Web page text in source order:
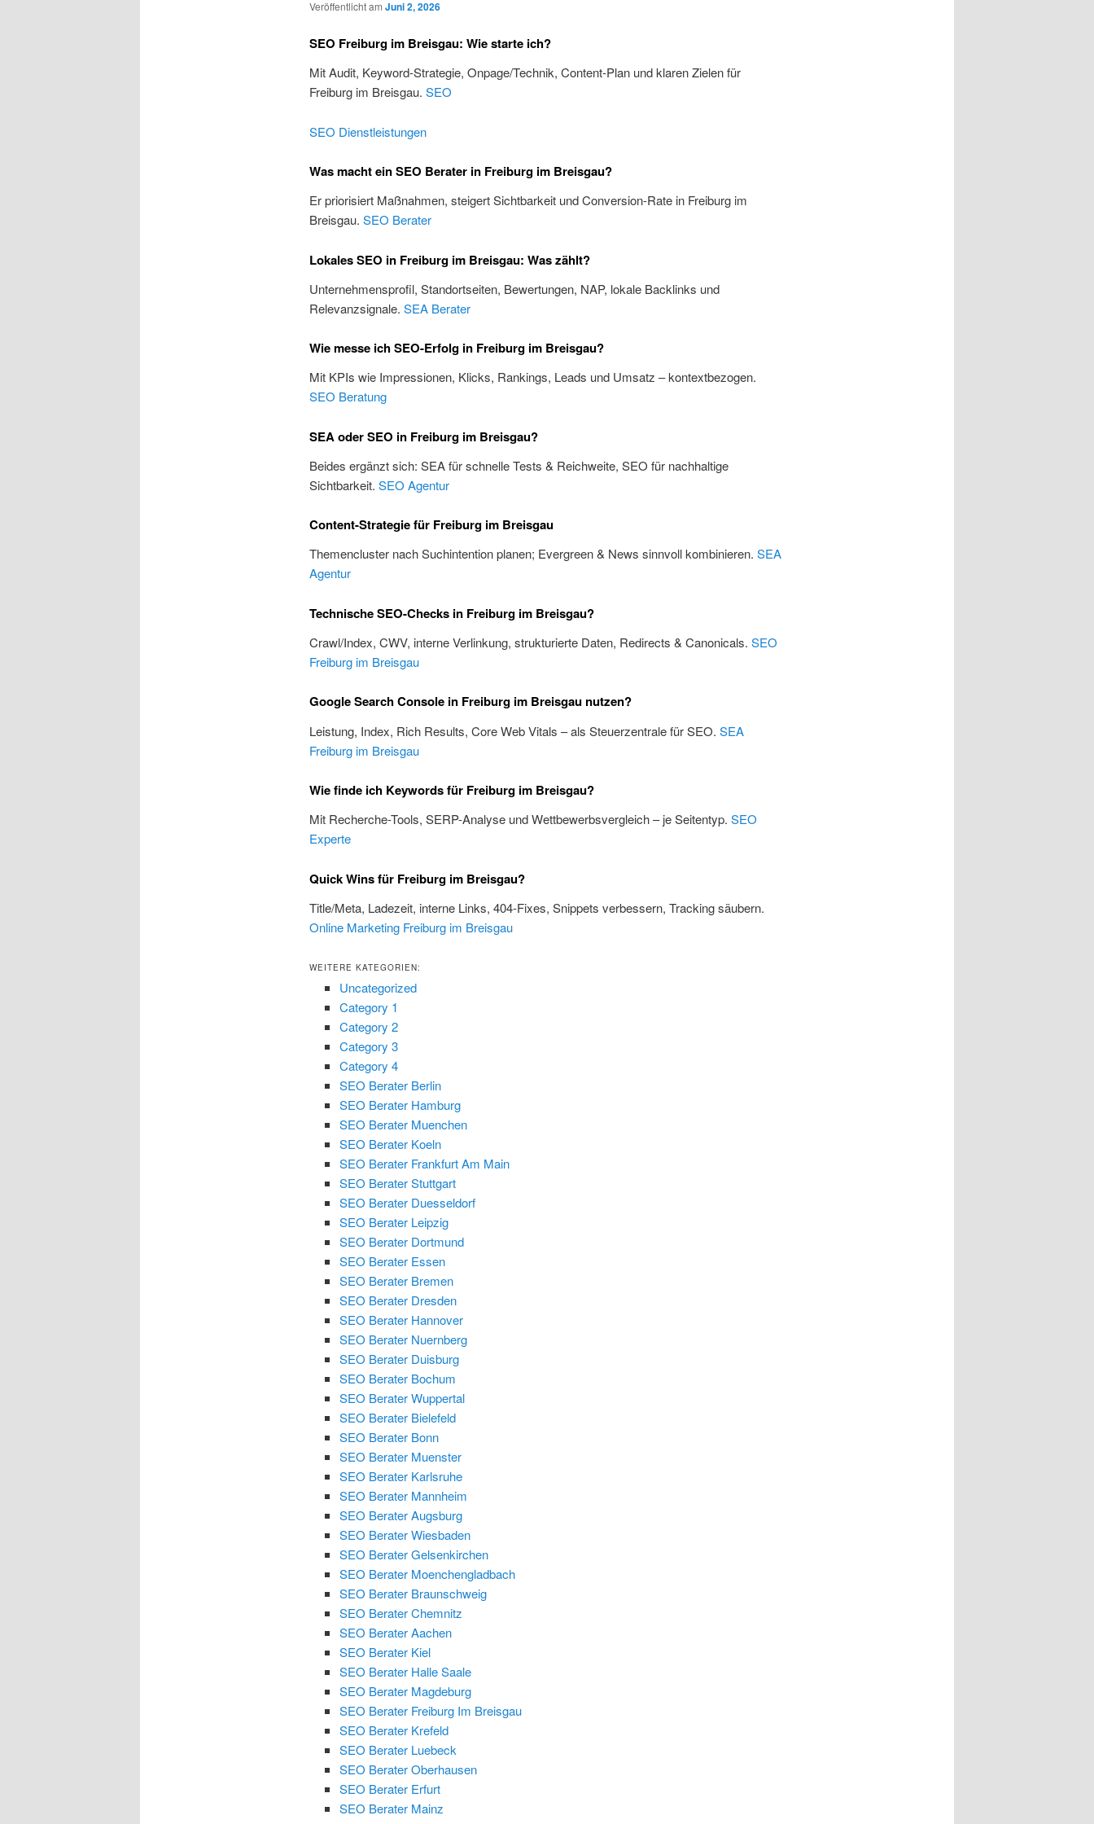
Veröffentlicht am Juni 2, 2026
SEO Freiburg im Breisgau: Wie starte ich?
Mit Audit, Keyword-Strategie, Onpage/Technik, Content-Plan und klaren Zielen für
Freiburg im Breisgau. SEO
SEO Dienstleistungen
Was macht ein SEO Berater in Freiburg im Breisgau?
Er priorisiert Maßnahmen, steigert Sichtbarkeit und Conversion-Rate in Freiburg im
Breisgau. SEO Berater
Lokales SEO in Freiburg im Breisgau: Was zählt?
Unternehmensprofil, Standortseiten, Bewertungen, NAP, lokale Backlinks und
Relevanzsignale. SEA Berater
Wie messe ich SEO-Erfolg in Freiburg im Breisgau?
Mit KPIs wie Impressionen, Klicks, Rankings, Leads und Umsatz – kontextbezogen.
SEO Beratung
SEA oder SEO in Freiburg im Breisgau?
Beides ergänzt sich: SEA für schnelle Tests & Reichweite, SEO für nachhaltige
Sichtbarkeit. SEO Agentur
Content-Strategie für Freiburg im Breisgau
Themencluster nach Suchintention planen; Evergreen & News sinnvoll kombinieren. SEA
Agentur
Technische SEO-Checks in Freiburg im Breisgau?
Crawl/Index, CWV, interne Verlinkung, strukturierte Daten, Redirects & Canonicals. SEO
Freiburg im Breisgau
Google Search Console in Freiburg im Breisgau nutzen?
Leistung, Index, Rich Results, Core Web Vitals – als Steuerzentrale für SEO. SEA
Freiburg im Breisgau
Wie finde ich Keywords für Freiburg im Breisgau?
Mit Recherche-Tools, SERP-Analyse und Wettbewerbsvergleich – je Seitentyp. SEO
Experte
Quick Wins für Freiburg im Breisgau?
Title/Meta, Ladezeit, interne Links, 404-Fixes, Snippets verbessern, Tracking säubern.
Online Marketing Freiburg im Breisgau
WEITERE KATEGORIEN:
Uncategorized
Category 1
Category 2
Category 3
Category 4
SEO Berater Berlin
SEO Berater Hamburg
SEO Berater Muenchen
SEO Berater Koeln
SEO Berater Frankfurt Am Main
SEO Berater Stuttgart
SEO Berater Duesseldorf
SEO Berater Leipzig
SEO Berater Dortmund
SEO Berater Essen
SEO Berater Bremen
SEO Berater Dresden
SEO Berater Hannover
SEO Berater Nuernberg
SEO Berater Duisburg
SEO Berater Bochum
SEO Berater Wuppertal
SEO Berater Bielefeld
SEO Berater Bonn
SEO Berater Muenster
SEO Berater Karlsruhe
SEO Berater Mannheim
SEO Berater Augsburg
SEO Berater Wiesbaden
SEO Berater Gelsenkirchen
SEO Berater Moenchengladbach
SEO Berater Braunschweig
SEO Berater Chemnitz
SEO Berater Aachen
SEO Berater Kiel
SEO Berater Halle Saale
SEO Berater Magdeburg
SEO Berater Freiburg Im Breisgau
SEO Berater Krefeld
SEO Berater Luebeck
SEO Berater Oberhausen
SEO Berater Erfurt
SEO Berater Mainz